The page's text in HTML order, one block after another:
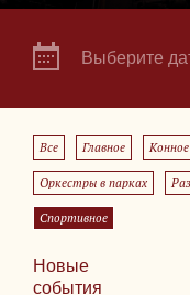
Выберите
Все Главное
Оркестры в парках
Спортивное
Новые
события